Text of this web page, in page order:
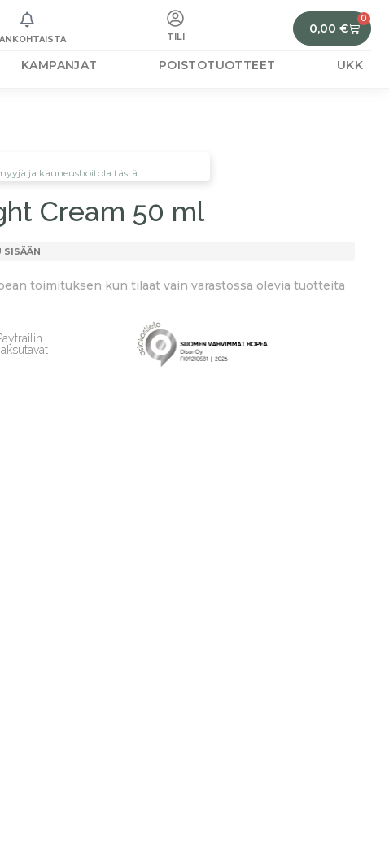
TILI
0,00 €
0
KAMPANJAT POISTOTUOTTEET UKK
ja kauneushoitola tästä.
Cream 50 ml
SISÄÄN
toimituksen kun tilaat vain varastossa olevia tuotteita